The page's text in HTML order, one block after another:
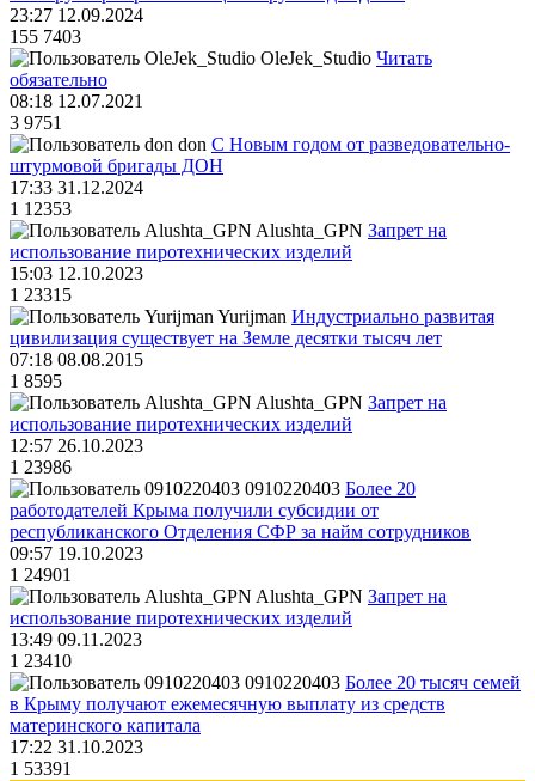
23:27 12.09.2024
155 7403
OleJek_Studio Читать
обязательно
08:18 12.07.2021
3 9751
don С Новым годом от разведовательно-
штурмовой бригады ДОН
17:33 31.12.2024
1 12353
Alushta_GPN Запрет на
использование пиротехнических изделий
15:03 12.10.2023
1 23315
Yurijman Индустриально развитая
цивилизация существует на Земле десятки тысяч лет
07:18 08.08.2015
1 8595
Alushta_GPN Запрет на
использование пиротехнических изделий
12:57 26.10.2023
1 23986
0910220403 Более 20
работодателей Крыма получили субсидии от
республиканского Отделения СФР за найм сотрудников
09:57 19.10.2023
1 24901
Alushta_GPN Запрет на
использование пиротехнических изделий
13:49 09.11.2023
1 23410
0910220403 Более 20 тысяч семей
в Крыму получают ежемесячную выплату из средств
материнского капитала
17:22 31.10.2023
1 53391